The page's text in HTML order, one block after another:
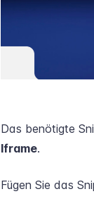
Das benötigte
Iframe.
Fügen Sie das